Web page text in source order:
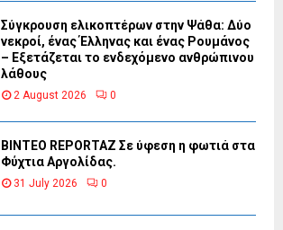
Σύγκρουση ελικοπτέρων στην Ψάθα: Δύο
νεκροί, ένας Έλληνας και ένας Ρουμάνος
– Εξετάζεται το ενδεχόμενο ανθρώπινου
λάθους
2 August 2026 0
BINTEO REPORTAZ Σε ύφεση η φωτιά στα
Φύχτια Αργολίδας.
31 July 2026 0